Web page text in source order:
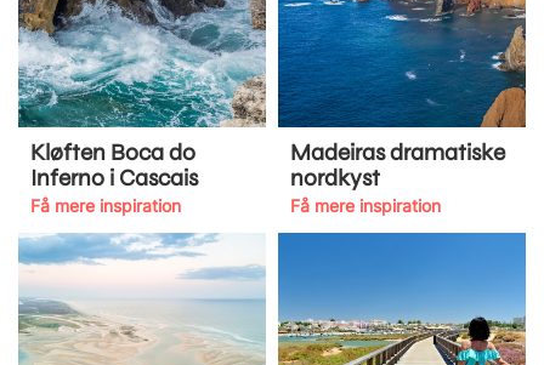
Kløften Boca do
Inferno i Cascais
Få mere inspiration
Madeiras dramatiske
nordkyst
Få mere inspiration